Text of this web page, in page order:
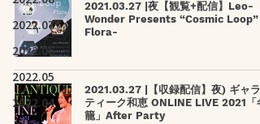
2022.07
2022.06
2022.05
2022.04
2021.03.27 |夜【観覧+配信】Leo-
Wonder Presents “Cosmic Loop”
Flora-
2021.03.27 |【収録配信】夜) ギャラ
ティーク和恵 ONLINE LIVE 2021「
籠」After Party